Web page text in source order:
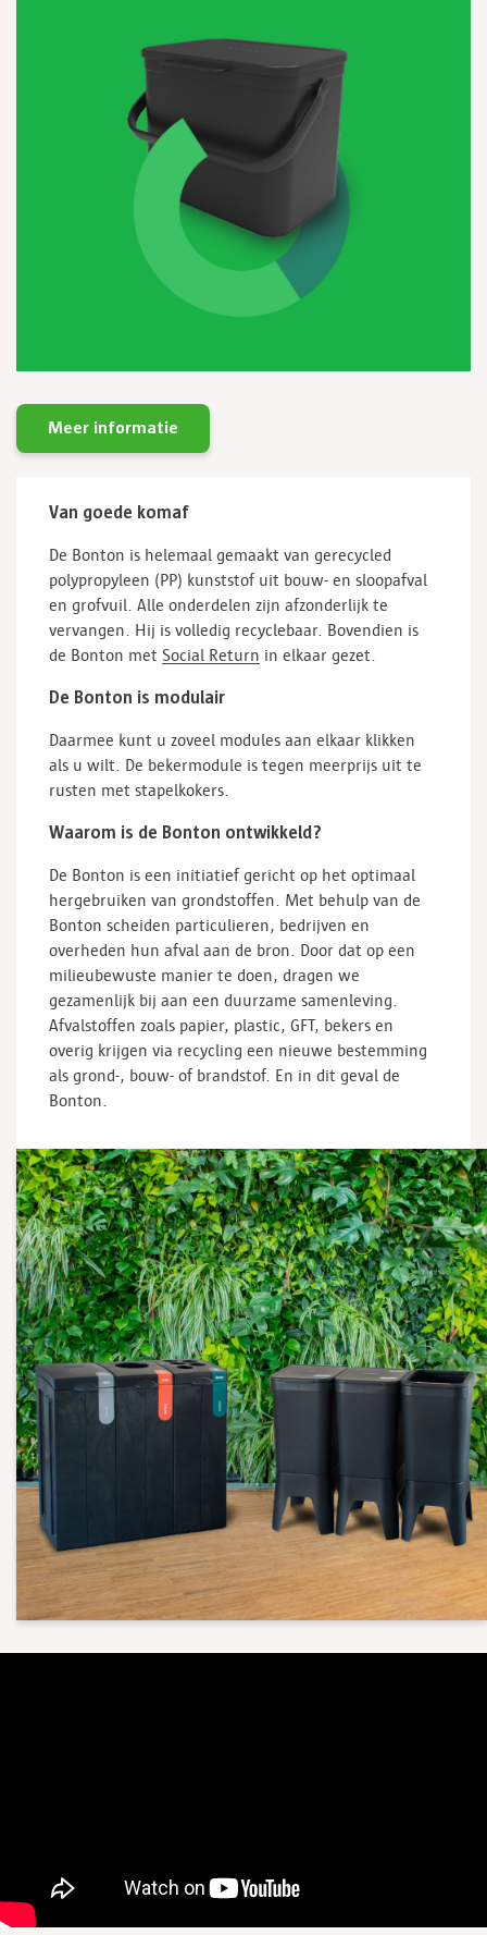
Meer informatie
Van goede komaf
De Bonton is helemaal gemaakt van gerecycled
polypropyleen (PP) kunststof uit bouw- en sloopafval
en grofvuil. Alle onderdelen zijn afzonderlijk te
vervangen. Hij is volledig recyclebaar. Bovendien is
de Bonton met Social Return in elkaar gezet.
De Bonton is modulair
Daarmee kunt u zoveel modules aan elkaar klikken
als u wilt. De bekermodule is tegen meerprijs uit te
rusten met stapelkokers.
Waarom is de Bonton ontwikkeld?
De Bonton is een initiatief gericht op het optimaal
hergebruiken van grondstoffen. Met behulp van de
Bonton scheiden particulieren, bedrijven en
overheden hun afval aan de bron. Door dat op een
milieubewuste manier te doen, dragen we
gezamenlijk bij aan een duurzame samenleving.
Afvalstoffen zoals papier, plastic, GFT, bekers en
overig krijgen via recycling een nieuwe bestemming
als grond-, bouw- of brandstof. En in dit geval de
Bonton.